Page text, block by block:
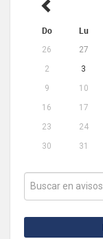
Do Lu
26 27
2
3
9
10
16
17
23
24
30
31